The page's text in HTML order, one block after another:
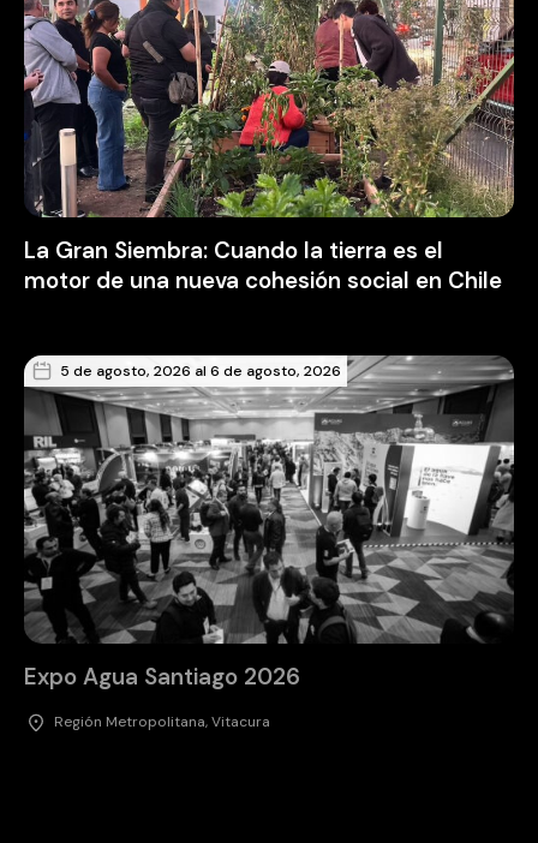
La Gran Siembra: Cuando la tierra es el
motor de una nueva cohesión social en Chile
5 de agosto, 2026 al 6 de agosto, 2026
Expo Agua Santiago 2026
Región Metropolitana, Vitacura